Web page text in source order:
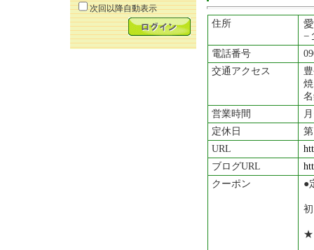
次回以降自動表示
住所
−
電話番号
交通アクセス
営業時間
定休日
URL
ブログURL
クーポン
●
★